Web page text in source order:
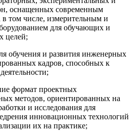
оснащенных современным
в том числе, измерительным и
для обучающих и
целей;
обучения и развития инженерных
кадров, способных к
формат проектных
методов, ориентированных на
и исследования для
инновационных технологий
их на практике;